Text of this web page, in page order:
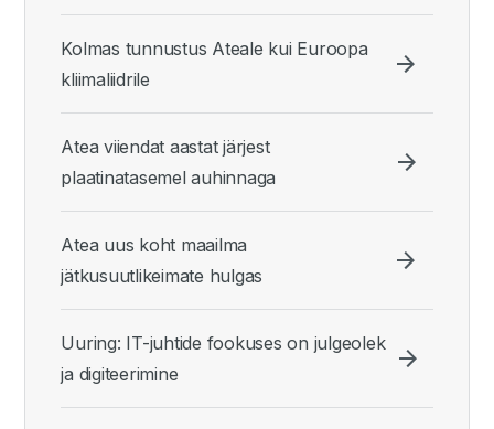
Kolmas tunnustus Ateale kui Euroopa
kliimaliidrile
Atea viiendat aastat järjest
plaatinatasemel auhinnaga
Atea uus koht maailma
jätkusuutlikeimate hulgas
Uuring: IT-juhtide fookuses on julgeolek
ja digiteerimine